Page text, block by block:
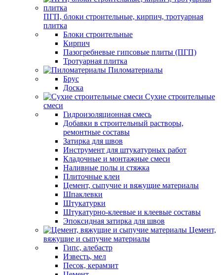
ПГП, блоки строительные, кирпич, тротуарная
плитка
Блоки строительные
Кирпич
Пазогребневые гипсовые плиты (ПГП)
Тротуарная плитка
Пиломатериалы
Брус
Доска
Сухие строительные
смеси
Гидроизоляционная смесь
Добавки в строительный растворы,
ремонтные составы
Затирка для швов
Инструмент для штукатурных работ
Кладочные и монтажные смеси
Наливные полы и стяжка
Плиточные клеи
Цемент, сыпучие и вяжущие материалы
Шпаклевки
Штукатурки
Штукатурно-клеевые и клеевые составы
Эпоксидная затирка для швов
Цемент,
вяжущие и сыпучие материалы
Гипс, алебастр
Известь, мел
Песок, керамзит